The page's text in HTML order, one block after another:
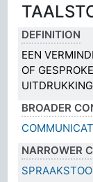
DEFINITION
EEN
OF
BROADER
NARROWER